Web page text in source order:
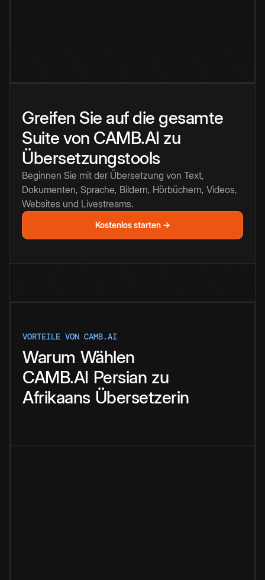
Greifen Sie auf die gesamte
Suite von CAMB.AI zu
Übersetzungstools
Beginnen Sie mit der Übersetzung von Text,
Dokumenten, Sprache, Bildern, Hörbüchern, Videos,
Websites und Livestreams.
Kostenlos starten →
VORTEILE VON CAMB.AI
Warum Wählen
CAMB.AI Persian zu
Afrikaans Übersetzerin